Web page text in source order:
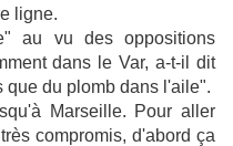
ligne.
au vu des oppositions
dans le Var, a-t-il dit
que du plomb dans l'aile".
Marseille. Pour aller
compromis, d'abord ça